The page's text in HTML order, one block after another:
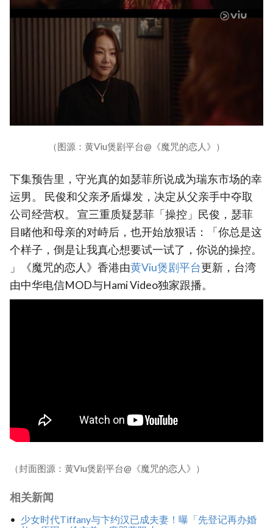
（图源：黄Viu煲剧平台@《魔咒的恋人》）
下集预告里，守光真的如瑟菲所说成为瑞东市场的幸
运男。 民俊和父亲矛盾爆发，决定从父亲手中夺取
公司经营权。 宣三重质疑瑟菲「操控」民俊，瑟菲
目睹他和母亲的对峙后，也开始放狠话：「你总是这
个样子，倒是让我真心想要试一试了，你说的操控。
」《魔咒的恋人》香港由黄Viu煲剧平台更新，台湾
由中华电信MOD与Hami Video独家跟播。
（封面图源：黄Viu煲剧平台@《魔咒的恋人》）
相关新闻
少女时代Tiffany与卞约汉已成夫妻！曝「先登记再办婚